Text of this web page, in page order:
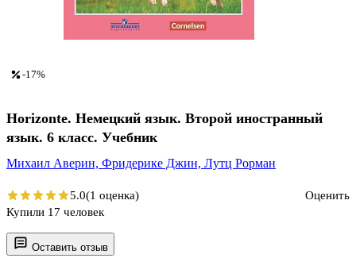
Оставить отзыв
-17%
Horizonte. Немецкий язык. Второй иностранный
язык. 6 класс. Учебник
Михаил Аверин, Фридерике Джин, Лутц Рорман
5.0(1 оценка)
Оценить
Купили 17 человек